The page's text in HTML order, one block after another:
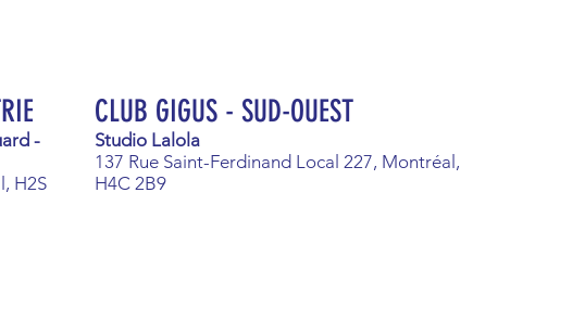
-
H2S
CLUB GIGUS - SUD-OUEST
Studio Lalola
137 Rue Saint-Ferdinand Local 227, Montréal,
H4C 2B9